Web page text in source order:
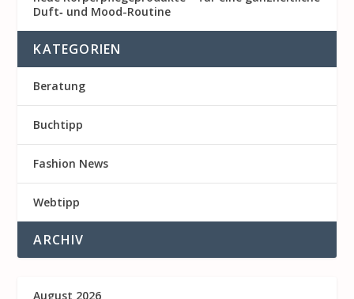
Duft‑ und Mood-Routine
KATEGORIEN
Beratung
Buchtipp
Fashion News
Webtipp
ARCHIV
August 2026